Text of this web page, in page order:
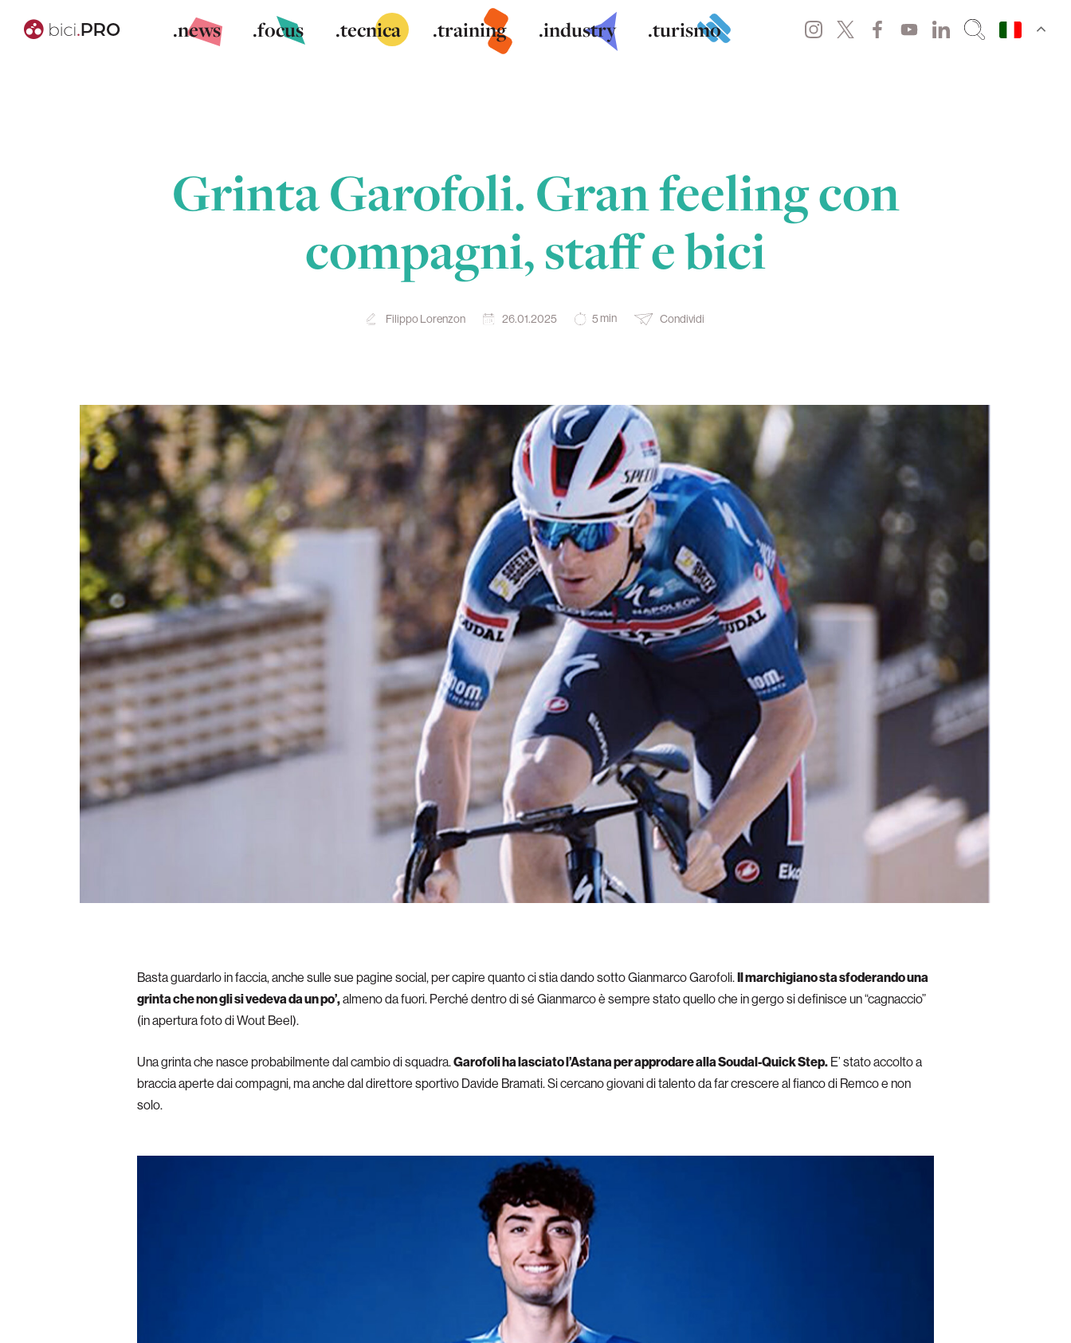
.news .focus .tecnica .training .industry .turismo
Grinta Garofoli. Gran feeling con
compagni, staff e bici
Filippo Lorenzon 26.01.2025 5min Condividi
Basta guardarlo in faccia, anche sulle sue pagine social, per capire quanto ci stia dando sotto Gianmarco Garofoli.Il marchigiano sta sfoderando una
grinta che non gli si vedeva da un po’,almeno da fuori. Perché dentro di sé Gianmarco è sempre stato quello che in gergo si definisce un “cagnaccio”
(in apertura foto di Wout Beel).
Una grinta che nasce probabilmente dal cambio di squadra.Garofoli ha lasciato l’Astana per approdare alla Soudal-Quick Step. E’ stato accolto a
braccia aperte dai compagni, ma anche dal direttore sportivo Davide Bramati. Si cercano giovani di talento da far crescere al fianco di Remco e non
solo.